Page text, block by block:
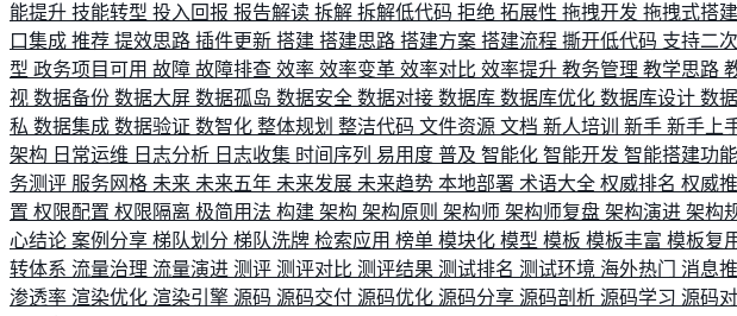
能提升 技能转型 投入回报 报告解读 拆解 拆解低代码 拒绝 拓展性 拖拽开发 拖拽式搭建
口集成 推荐 提效思路 插件更新 搭建 搭建思路 搭建方案 搭建流程 撕开低代码 支持二
型 政务项目可用 故障 故障排查 效率 效率变革 效率对比 效率提升 教务管理 教学思路
视 数据备份 数据大屏 数据孤岛 数据安全 数据对接 数据库 数据库优化 数据库设计 数
私 数据集成 数据验证 数智化 整体规划 整洁代码 文件资源 文档 新人培训 新手 新手上
架构 日常运维 日志分析 日志收集 时间序列 易用度 普及 智能化 智能开发 智能搭建功能
务测评 服务网格 未来 未来五年 未来发展 未来趋势 本地部署 术语大全 权威排名 权威
置 权限配置 权限隔离 极简用法 构建 架构 架构原则 架构师 架构师复盘 架构演进 架构
心结论 案例分享 梯队划分 梯队洗牌 检索应用 榜单 模块化 模型 模板 模板丰富 模板复
转体系 流量治理 流量演进 测评 测评对比 测评结果 测试排名 测试环境 海外热门 消息
渗透率 渲染优化 渲染引擎 源码 源码交付 源码优化 源码分享 源码剖析 源码学习 源码